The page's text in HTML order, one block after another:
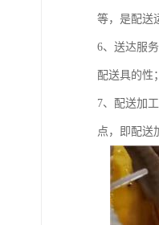
等，是配送
6、送达服
配送具的性；
7、配送加
点，即配送